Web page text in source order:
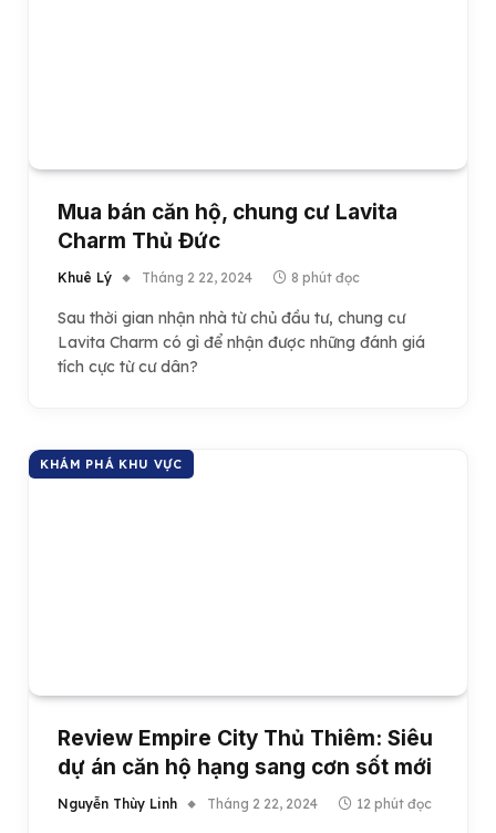
Mua bán căn hộ, chung cư Lavita
Charm Thủ Đức
Khuê Lý Tháng 2 22, 2024 8 phút đọc
Sau thời gian nhận nhà từ chủ đầu tư, chung cư
Lavita Charm có gì để nhận được những đánh giá
tích cực từ cư dân?
KHÁM PHÁ KHU VỰC
Review Empire City Thủ Thiêm: Siêu
dự án căn hộ hạng sang cơn sốt mới
Nguyễn Thùy Linh Tháng 2 22, 2024 12 phút đọc